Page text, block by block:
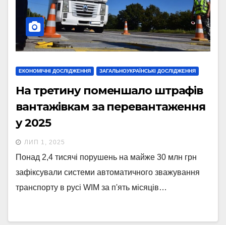
ЕКОНОМІЧНІ ДОСЛІДЖЕННЯ ЗАГАЛЬНОУКРАЇНСЬКІ ДОСЛІДЖЕННЯ
На третину поменшало штрафів
вантажівкам за перевантаження
у 2025
ЛИП 1, 2025
Понад 2,4 тисячі порушень на майже 30 млн грн
зафіксували системи автоматичного зважування
транспорту в русі WIM за п'ять місяців…